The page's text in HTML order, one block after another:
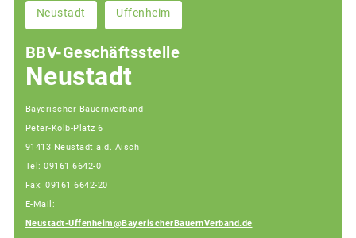
Neustadt Uffenheim
BBV-Geschäftsstelle
Neustadt
Bayerischer Bauernverband
Peter-Kolb-Platz 6
91413 Neustadt a.d. Aisch
Tel: 09161 6642-0
Fax: 09161 6642-20
E-Mail:
Neustadt-Uffenheim@BayerischerBauernVerband.de